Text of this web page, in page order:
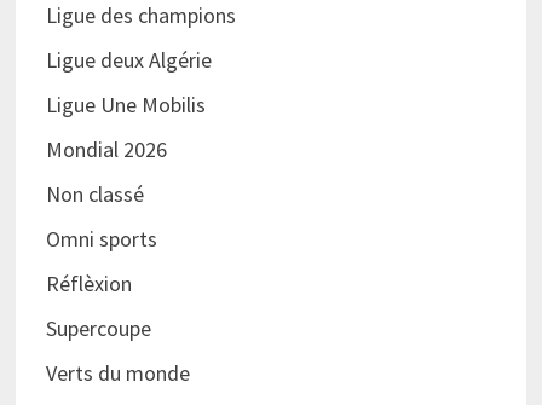
Ligue des champions
Ligue deux Algérie
Ligue Une Mobilis
Mondial 2026
Non classé
Omni sports
Réflèxion
Supercoupe
Verts du monde